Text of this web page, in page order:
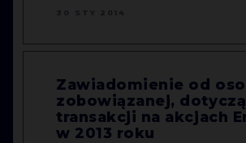
Zawiadomienie od
zobowiązanej,
transakcji na akcjach
w 2013 roku